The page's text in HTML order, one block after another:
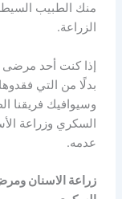
منك الطبيب
الزراعة.
إذا كنت أحد مرضى
بدلًا من التي
وسيوافيك فريقنا
السكري وزراعة
عدمه.
زراعة الاسنان